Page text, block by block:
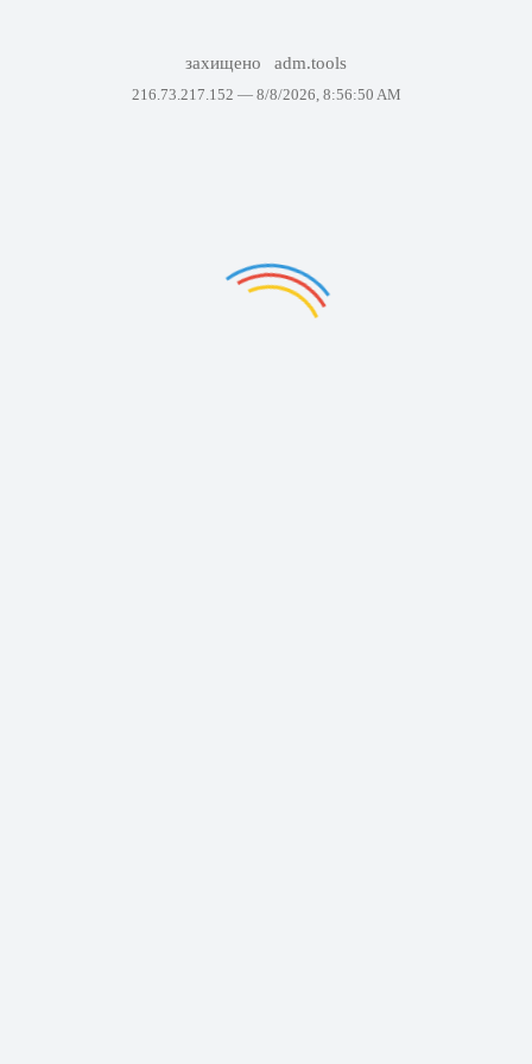
захищено adm.tools
216.73.217.152 — 8/8/2026, 8:56:50 AM